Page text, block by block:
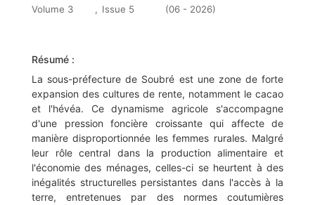
Volume 3 , Issue 5 (06 - 2026)
Résumé :
La sous-préfecture de Soubré est une zone de forte
expansion des cultures de rente, notamment le cacao
et l'hévéa. Ce dynamisme agricole s'accompagne
d'une pression foncière croissante qui affecte de
manière disproportionnée les femmes rurales. Malgré
leur rôle central dans la production alimentaire et
l'économie des ménages, celles-ci se heurtent à des
inégalités structurelles persistantes dans l'accès à la
terre, entretenues par des normes coutumières